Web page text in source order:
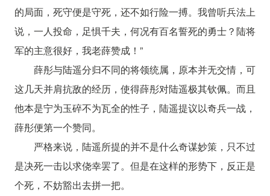
的局面，死守便是守死，还不如行险一搏。我曾听兵法上
说，一人投命，足惧千夫，何况有百名誓死的勇士？陆将
军的主意很好，我老薛赞成！”
薛彤与陆遥分归不同的将领统属，原本并无交情，可
这几天并肩抗敌的经历，使得薛彤对陆遥极其钦佩。而且
他本是宁为玉碎不为瓦全的性子，陆遥提议以奇兵一战，
薛彤便第一个赞同。
严格来说，陆遥所提的并不是什么奇谋妙策，只不过
是决死一击以求侥幸罢了。但是在这样的形势下，反正是
个死，不妨豁出去拼一把。